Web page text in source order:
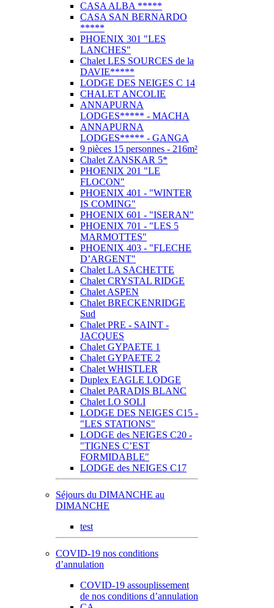
CASA ALBA *****
CASA SAN BERNARDO
*****
PHOENIX 301 "LES
LANCHES"
Chalet LES SOURCES de la
DAVIE*****
LODGE DES NEIGES C 14
CHALET ANCOLIE
ANNAPURNA
LODGES***** - MACHA
ANNAPURNA
LODGES***** - GANGA
9 pièces 15 personnes - 216m²
Chalet ZANSKAR 5*
PHOENIX 201 "LE
FLOCON"
PHOENIX 401 - "WINTER
IS COMING"
PHOENIX 601 - "ISERAN"
PHOENIX 701 - "LES 5
MARMOTTES"
PHOENIX 403 - "FLECHE
D’ARGENT"
Chalet LA SACHETTE
Chalet CRYSTAL RIDGE
Chalet ASPEN
Chalet BRECKENRIDGE
Sud
Chalet PRE - SAINT -
JACQUES
Chalet GYPAETE 1
Chalet GYPAETE 2
Chalet WHISTLER
Duplex EAGLE LODGE
Chalet PARADIS BLANC
Chalet LO SOLI
LODGE DES NEIGES C15 -
"LES STATIONS"
LODGE des NEIGES C20 -
"TIGNES C’EST
FORMIDABLE"
LODGE des NEIGES C17
Séjours du DIMANCHE au
DIMANCHE
test
COVID-19 nos conditions
d’annulation
COVID-19 assouplissement
de nos conditions d’annulation